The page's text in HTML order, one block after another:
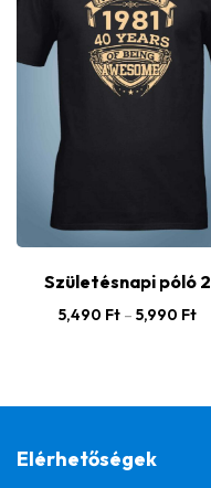
Születésnapi póló 2
5,490 Ft – 5,990 Ft
Elérhetőségek